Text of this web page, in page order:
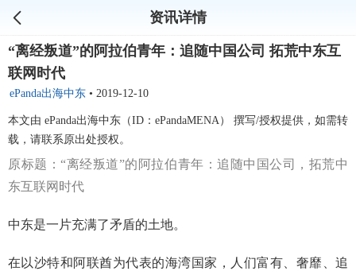
资讯详情
“离经叛道”的阿拉伯青年：追随中国公司 拓荒中东互
联网时代
ePanda出海中东 • 2019-12-10
本文由 ePanda出海中东（ID：ePandaMENA） 撰写/授权提供，如需转
载，请联系原出处授权。
原标题：“离经叛道”的阿拉伯青年：追随中国公司，拓荒中
东互联网时代
中东是一片充满了矛盾的土地。
在以沙特和阿联酋为代表的海湾国家，人们富有、奢靡、追